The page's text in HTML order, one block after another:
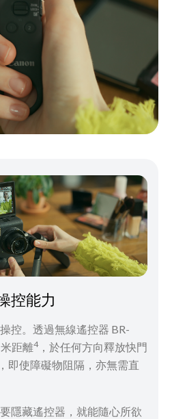
控能力
控。透過無線遙控器 BR-
距離4，於任何方向釋放快門
即使障礙物阻隔，亦無需直
隱藏遙控器，就能隨心所欲